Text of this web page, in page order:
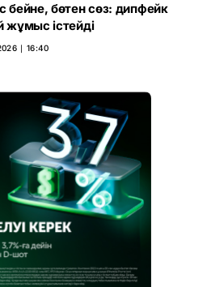
бейне, бөтен сөз: дипфейк
жұмыс істейді
∣ 16:40